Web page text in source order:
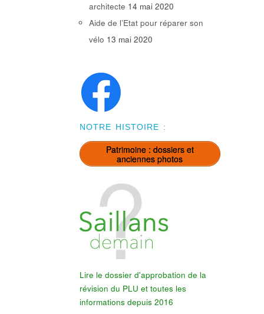
architecte 14 mai 2020
Aide de l’Etat pour réparer son
vélo 13 mai 2020
NOTRE HISTOIRE :
Patrimoine : dossiers et
anciennes photos
Lire le dossier d'approbation de la
révision du PLU et toutes les
informations depuis 2016